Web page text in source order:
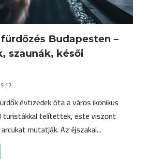
Budapesten –
szaunák, késői
17.
évtizedek óta a város ikonikus
turistákkal telítettek, este viszont
mutatják. Az éjszakai...